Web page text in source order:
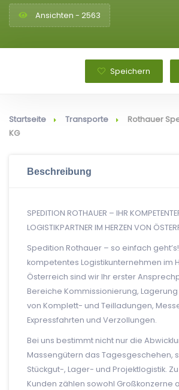
Ansichten - 2563
Speichern
Startseite Transporte
Rothauer
KG
Beschreibung
SPEDITION ROTHAUER – IHR
LOGISTIKPARTNER IM HERZEN VON
Spedition Rothauer – so einfach
kompetentes Logistikunternehmen im
Österreich sind wir Ihr erster
Bereiche Kommissionierung,
von Komplett- und Teilladungen,
Expressfahrten und Verzollungen.
Bei uns bestimmt nicht nur die
Massengütern das Tagesgeschehen,
Stückgut-, Lager- und Projektlogistik.
Kunden zählen sowohl Großkonzerne